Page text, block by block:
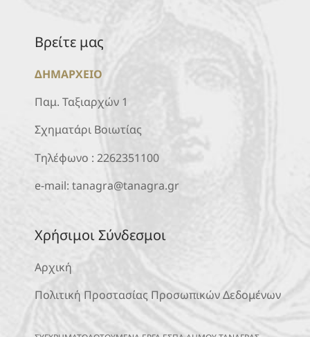
Βρείτε μας
ΔΗΜΑΡΧΕΙΟ
Παμ. Ταξιαρχών 1
Σχηματάρι Βοιωτίας
Τηλέφωνο : 2262351100
e-mail: tanagra@tanagra.gr
Χρήσιμοι Σύνδεσμοι
Αρχική
Πολιτική Προστασίας Προσωπικών Δεδομένων